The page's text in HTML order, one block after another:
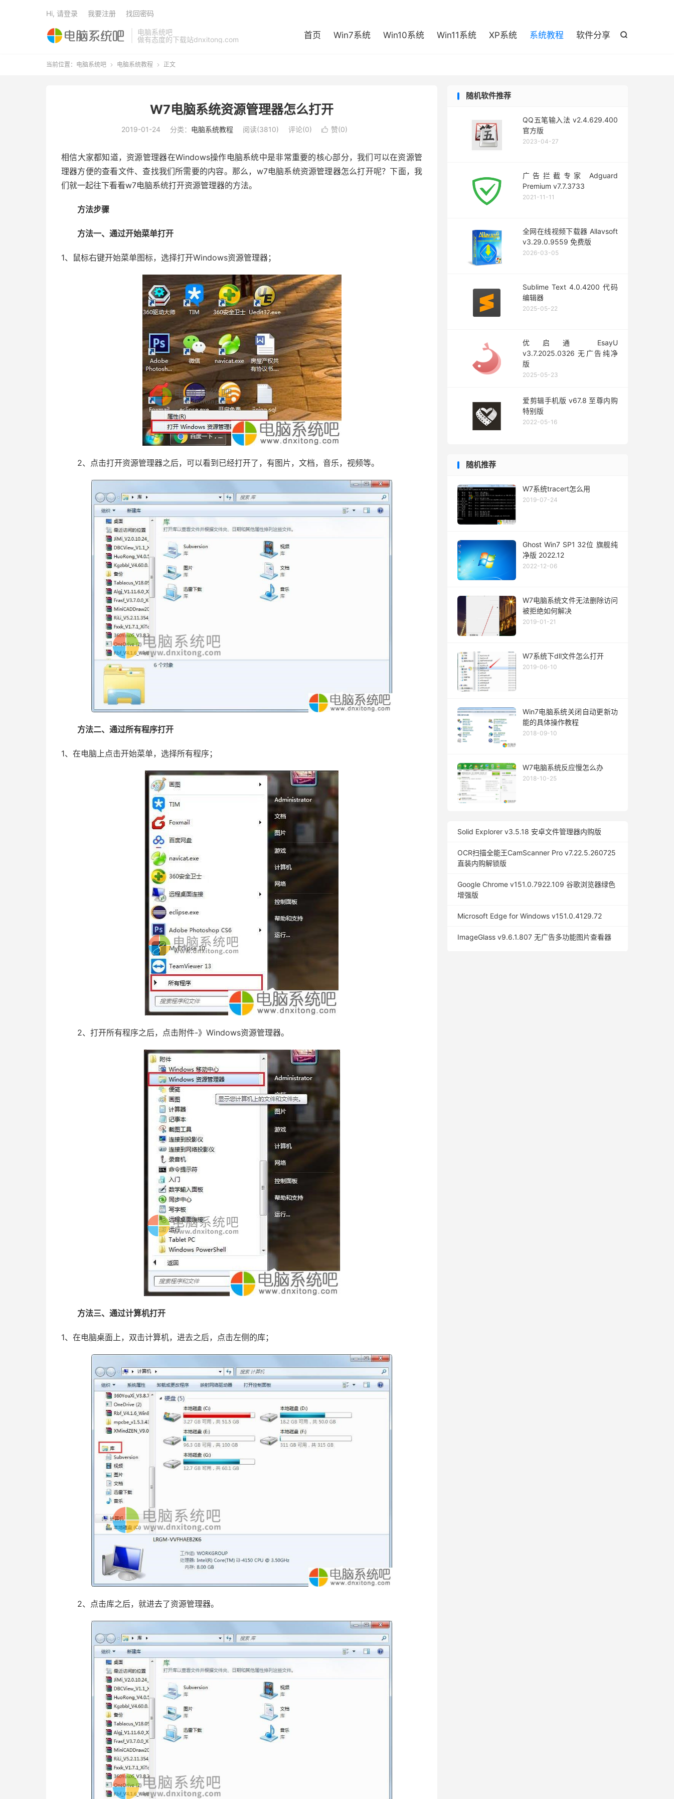
电脑系统吧
做有态度的下载站dnxitong.com

首页 Win7系统 Win10系统 Win11系统 XP系统 系统教程 软件分享
Hi, 请登录 我要注册 找回密码
当前位置： 电脑系统吧  电脑系统教程  正文
W7电脑系统资源管理器怎么打开
2019-01-24 分类： 电脑系统教程 阅读(3810) 评论(0)  赞(0)
相信大家都知道，资源管理器在Windows操作电脑系统中是非常重要的核心部分，我们可以在资源管
理器方便的查看文件、查找我们所需要的内容。那么，w7电脑系统资源管理器怎么打开呢？下面，我
们就一起往下看看w7电脑系统打开资源管理器的方法。
方法步骤
方法一、通过开始菜单打开
1、鼠标右键开始菜单图标，选择打开Windows资源管理器；
2、点击打开资源管理器之后，可以看到已经打开了，有图片，文档，音乐，视频等。
方法二、通过所有程序打开
1、在电脑上点击开始菜单，选择所有程序；
2、打开所有程序之后，点击附件-》Windows资源管理器。
方法三、通过计算机打开
1、在电脑桌面上，双击计算机，进去之后，点击左侧的库；
2、点击库之后，就进去了资源管理器。
随机软件推荐
QQ五笔输入法 v2.4.629.400
官方版
2023-04-27
广告拦截专家 Adguard
Premium v7.7.3733
2021-11-11
全网在线视频下载器 Allavsoft
v3.29.0.9559 免费版
2026-03-05
Sublime Text 4.0.4200 代码
编辑器
2025-05-22
优启通 EsayU
v3.7.2025.0326 无广告纯净
版
2025-05-23
爱剪辑手机版 v67.8 至尊内购
特别版
2022-05-16
随机推荐
W7系统tracert怎么用
2019-07-24
Ghost Win7 SP1 32位 旗舰纯
净版 2022.12
2022-12-06
W7电脑系统文件无法删除访问
被拒绝如何解决
2019-01-21
W7系统下dll文件怎么打开
2019-06-10
Win7电脑系统关闭自动更新功
能的具体操作教程
2018-09-10
W7电脑系统反应慢怎么办
2018-10-25
Solid Explorer v3.5.18 安卓文件管理器内购版
OCR扫描全能王CamScanner Pro v7.22.5.260725
直装内购解锁版
Google Chrome v151.0.7922.109 谷歌浏览器绿色
增强版
Microsoft Edge for Windows v151.0.4129.72
ImageGlass v9.6.1.807 无广告多功能图片查看器